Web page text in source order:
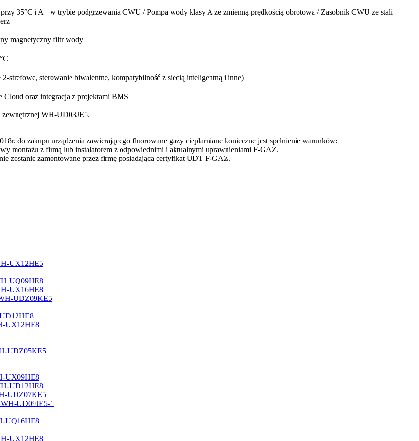
35°C i A+ w trybie podgrzewania CWU / Pompa wody klasy A ze zmienną prędkością obrotową / Zasobnik CWU ze stali
magnetyczny filtr wody
strefowe, sterowanie biwalentne, kompatybilność z siecią inteligentną i inne)
Cloud oraz integracja z projektami BMS
zewnętrznej WH-UD03JE5.
do zakupu urządzenia zawierającego fluorowane gazy cieplarniane konieczne jest spełnienie warunków:
montażu z firmą lub instalatorem z odpowiednimi i aktualnymi uprawnieniami F-GAZ.
zostanie zamontowane przez firmę posiadająca certyfikat UDT F-GAZ.
UX12HE5
UQ09HE8
UX16HE8
UDZ09KE5
UX12HE8
UDZ05KE5
UX09HE8
UD12HE8
UDZ07KE5
UD09JE5-1
UQ16HE8
UX12HE8